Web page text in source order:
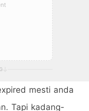
mesti anda
Tapi kadang-